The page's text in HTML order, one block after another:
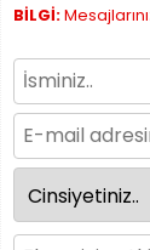
BİLGİ: